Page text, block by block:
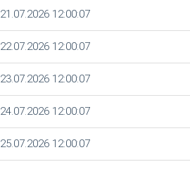
21.07.2026 12:00:07
22.07.2026 12:00:07
23.07.2026 12:00:07
24.07.2026 12:00:07
25.07.2026 12:00:07